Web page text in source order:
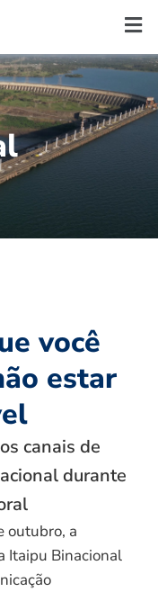
l
você
estar
canais de
durante
outubro, a
Itaipu Binacional